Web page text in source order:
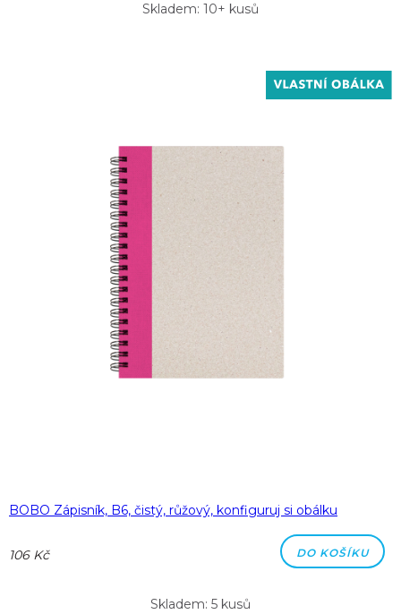
Skladem: 10+ kusů
BOBO Zápisník, B6, čistý, růžový, konfiguruj si obálku
106 Kč DO KOŠÍKU
Skladem: 5 kusů